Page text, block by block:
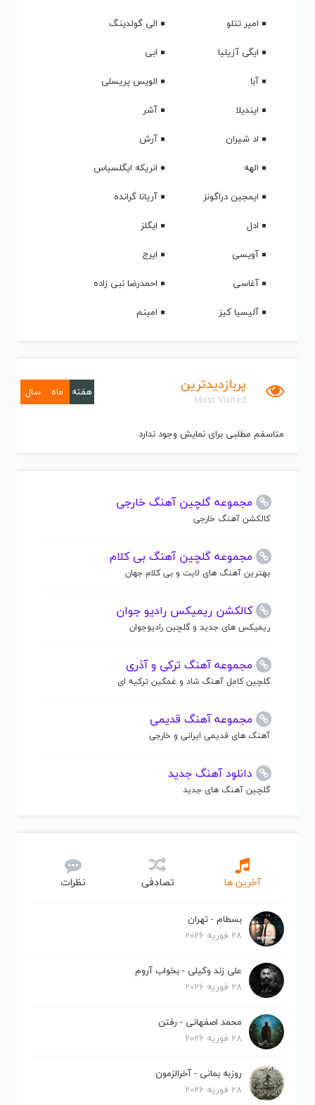
امیر تتلو
الی گولدینگ
ایگی آزیلیا
ابی
آبا
الویس پریسلی
ایندیلا
آشر
اد شیران
آرش
الهه
انریکه ایگلسیاس
ایمجین دراگونز
آریانا گرانده
ادل
ایگلز
آویسی
ایرج
آغاسی
احمدرضا نبی زاده
آلیسیا کیز
امینم
پربازدیدترین
Most Visited
هفته ماه سال
متاسفم مطلبی برای نمایش وجود ندارد
مجموعه گلچین آهنگ خارجی
کالکشن آهنگ خارجی
مجموعه گلچین آهنگ بی کلام
بهترین آهنگ های لایت و بی کلام جهان
کالکشن ریمیکس رادیو جوان
ریمیکس های جدید و گلچین رادیوجوان
مجموعه آهنگ ترکی و آذری
گلچین کامل آهنگ شاد و غمگین ترکیه ای
مجموعه آهنگ قدیمی
آهنگ های قدیمی ایرانی و خارجی
دانلود آهنگ جدید
گلچین آهنگ های جدید
آخرین ها تصادفی نظرات
بسطام - تهران
28 فوریه 2026
علی زند وکیلی - بخواب آروم
28 فوریه 2026
محمد اصفهانی - رفتن
28 فوریه 2026
روزبه بمانی - آخرالزمون
28 فوریه 2026